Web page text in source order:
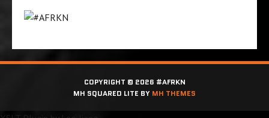
COPYRIGHT © 2026 #AFRKN
MH SQUARED LITE BY MH THEMES